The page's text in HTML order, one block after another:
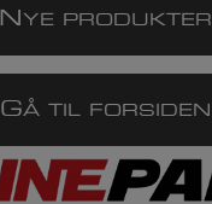
N YE PRODUKTER
GÅ TIL FORSIDEN